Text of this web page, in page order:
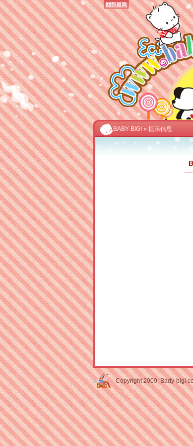
BABY-BIGI » 提示信息
Copyright 2009. Bady-